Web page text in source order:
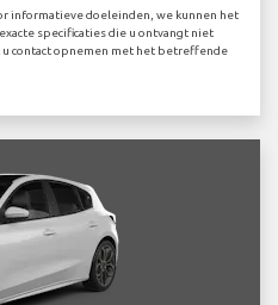
informatieve doeleinden, we kunnen het
specificaties die u ontvangt niet
contact opnemen met het betreffende